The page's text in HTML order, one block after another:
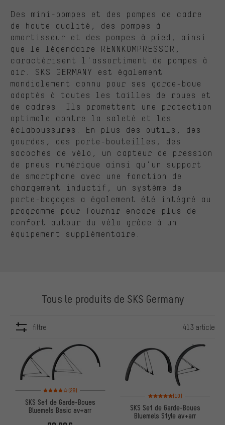
Des mini-pompes et des pompes de cadre
de haute qualité, des pompes à
amortisseur et des pompes à pied, ainsi
que le légendaire RENNKOMPRESSOR,
caractérisent l'assortiment de pompes à
air. SKS GERMANY est également
mondialement connu pour ses garde-boue
adaptés à toutes les tailles de roues et
de cadres. Ils promettent une protection
optimale contre la saleté et les
éclaboussures. En plus des outils, des
gourdes, des porte-bouteilles, des
sacoches de vélo, un capteur de pression
de pneus numérique ainsi qu'un support
de smartphone avec une fonction de
chargement inductif, un système de
porte-bagages a également été intégré au
programme pour fournir encore plus de
confort autour du vélo grâce à un
équipement supplémentaire.
Tous le produits de SKS Germany
filtre 413 article
Note moyenne : 4 sur 5 d'après 28 avis
(28)
SKS Set de Garde-Boues
Bluemels Basic av+arr
Note moyenne : 5 sur 5 d'après
(10)
SKS Set de Garde-Boues
Bluemels Style av+arr